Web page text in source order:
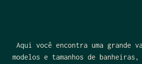
Aqui você encontra uma grande
modelos e tamanhos de